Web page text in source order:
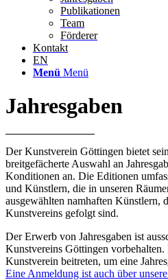
Publikationen
Team
Förderer
Kontakt
EN
Menü Menü
Jahresgaben
Der Kunstverein Göttingen bietet
breitgefächerte Auswahl an
Konditionen an. Die Editionen
und Künstlern, die in unseren
ausgewählten namhaften Künstlern,
Kunstvereins gefolgt sind.
Der Erwerb von Jahresgaben ist
Kunstvereins Göttingen
Kunstverein beitreten, um eine
Eine Anmeldung ist auch über